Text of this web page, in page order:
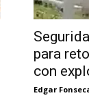
para
con
Edgar